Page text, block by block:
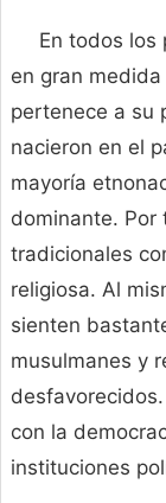
En todos los
en gran
pertenece a su
nacieron en el
mayoría
dominante. Por
tradicionales
religiosa. Al
sienten
musulmanes y
con la
instituciones